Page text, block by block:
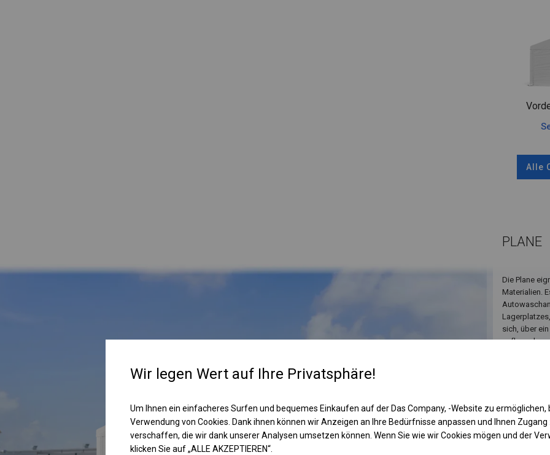
Alle
PLANE
Die Plane
Materialien.
sich, über
Wir legen Wert auf Ihre Privatsphäre!
Um Ihnen ein einfacheres Surfen und bequemes Einkaufen auf der Das Company, -Website zu
Verwendung von Cookies. Dank ihnen können wir Anzeigen an Ihre Bedürfnisse anpassen und Ihnen
verschaffen, die wir dank unserer Analysen umsetzen können. Wenn Sie wie wir Cookies mögen und der
klicken Sie auf „ALLE AKZEPTIEREN“.